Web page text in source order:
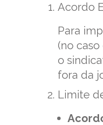
Acordo
Para
(no
o
fora da
Limite